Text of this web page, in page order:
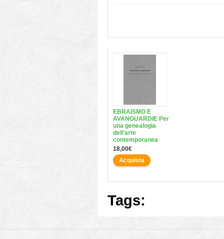
EBRAISMO E
AVANGUARDIE Per
una genealogia
dell'arte
contemporanea
18,00€
Acquista
Tags: